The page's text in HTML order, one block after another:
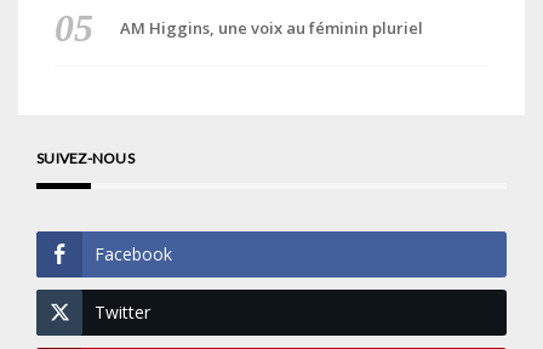
AM Higgins, une voix au féminin pluriel
SUIVEZ-NOUS
Facebook
Twitter